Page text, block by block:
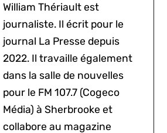
William Thériault est
journaliste. Il écrit pour le
journal La Presse depuis
2022. Il travaille également
dans la salle de nouvelles
pour le FM 107.7 (Cogeco
Média) à Sherbrooke et
collabore au magazine